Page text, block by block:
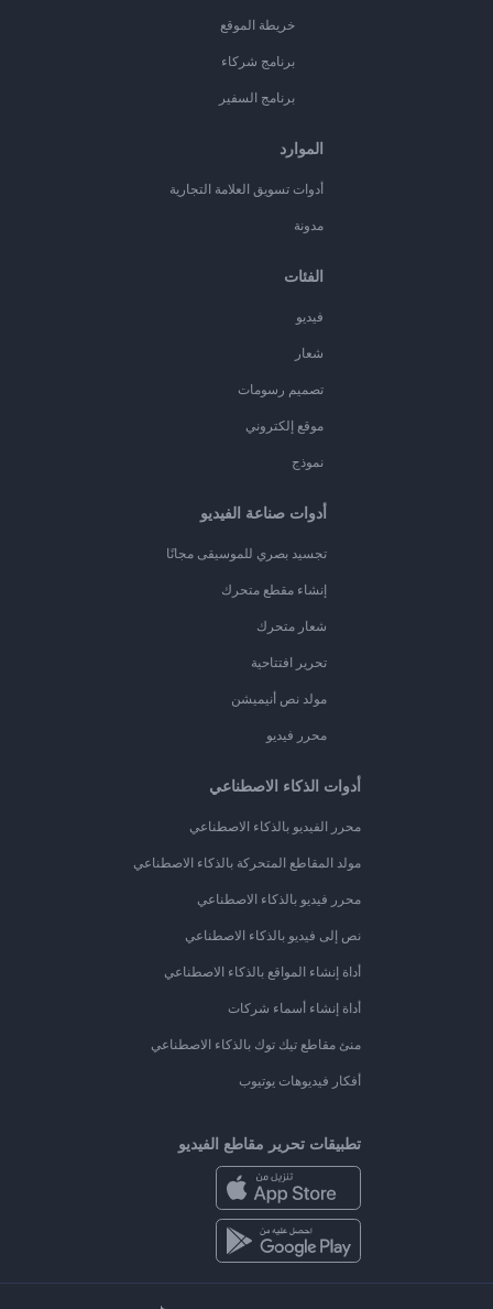
خريطة الموقع
برنامج شركاء
برنامج السفير
الموارد
أدوات تسويق العلامة التجارية
مدونة
الفئات
فيديو
شعار
تصميم رسومات
موقع إلكتروني
نموذج
أدوات صناعة الفيديو
تجسيد بصري للموسيقى مجانًا
إنشاء مقطع متحرك
شعار متحرك
تحرير افتتاحية
مولد نص أنيميشن
محرر فيديو
أدوات الذكاء الاصطناعي
محرر الفيديو بالذكاء الاصطناعي
مولد المقاطع المتحركة بالذكاء الاصطناعي
محرر فيديو بالذكاء الاصطناعي
نص إلى فيديو بالذكاء الاصطناعي
أداة إنشاء المواقع بالذكاء الاصطناعي
أداة إنشاء أسماء شركات
منئ مقاطع تيك توك بالذكاء الاصطناعي
أفكار فيديوهات يوتيوب
تطبيقات تحرير مقاطع الفيديو